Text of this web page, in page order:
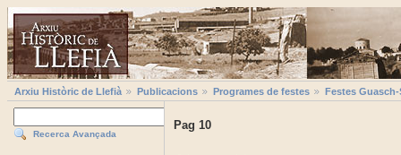
Arxiu Històric de Llefià Publicacions Programes de festes Festes Guasch-
Recerca Avançada
Pag 10